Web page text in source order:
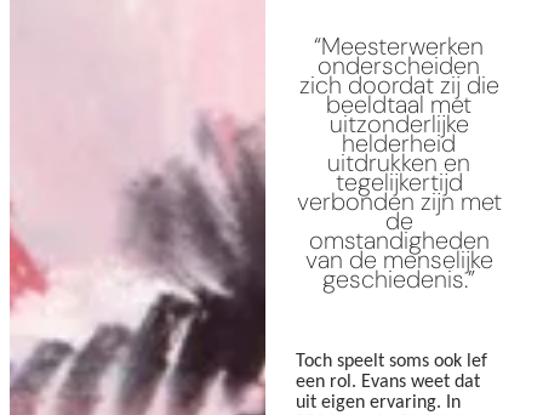
“Meesterwerken
onderscheiden
zich doordat zij die
beeldtaal met
uitzonderlijke
helderheid
uitdrukken en
tegelijkertijd
verbonden zijn met
de
omstandigheden
van de menselijke
geschiedenis.”
Toch speelt soms ook lef
een rol. Evans weet dat
uit eigen ervaring. In